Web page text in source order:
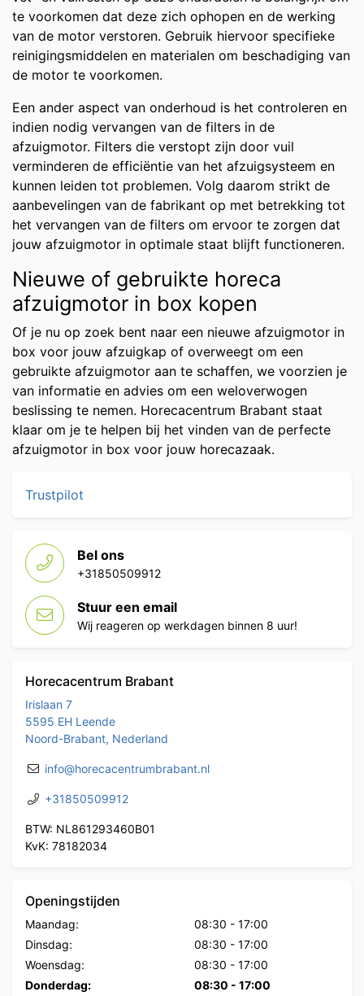
te voorkomen dat deze zich ophopen en de werking
van de motor verstoren. Gebruik hiervoor specifieke
reinigingsmiddelen en materialen om beschadiging van
de motor te voorkomen.
Een ander aspect van onderhoud is het controleren en
indien nodig vervangen van de filters in de
afzuigmotor. Filters die verstopt zijn door vuil
verminderen de efficiëntie van het afzuigsysteem en
kunnen leiden tot problemen. Volg daarom strikt de
aanbevelingen van de fabrikant op met betrekking tot
het vervangen van de filters om ervoor te zorgen dat
jouw afzuigmotor in optimale staat blijft functioneren.
Nieuwe of gebruikte horeca
afzuigmotor in box kopen
Of je nu op zoek bent naar een nieuwe afzuigmotor in
box voor jouw afzuigkap of overweegt om een
gebruikte afzuigmotor aan te schaffen, we voorzien je
van informatie en advies om een weloverwogen
beslissing te nemen. Horecacentrum Brabant staat
klaar om je te helpen bij het vinden van de perfecte
afzuigmotor in box voor jouw horecazaak.
Trustpilot
Bel ons
+31850509912
Stuur een email
Wij reageren op werkdagen binnen 8 uur!
Horecacentrum Brabant
Irislaan 7
5595 EH Leende
Noord-Brabant, Nederland
info@horecacentrumbrabant.nl
+31850509912
BTW: NL861293460B01
KvK: 78182034
Openingstijden
Maandag: 08:30 - 17:00
Dinsdag:
08:30 - 17:00
Woensdag:
08:30 - 17:00
Donderdag:
08:30 - 17:00